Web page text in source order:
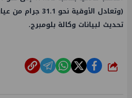
تحديث لبيانات وكالة بلومبرج.
شارك